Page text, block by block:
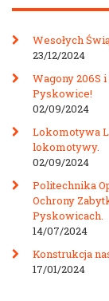
Wesołych
23/12/2024
Wagony 206S
Pyskowice!
02/09/2024
Lokomotywa
lokomotywy.
02/09/2024
Politechnika
Ochrony
Pyskowicach.
14/07/2024
Konstrukcja
17/01/2024